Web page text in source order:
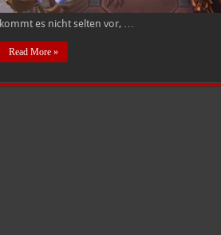
kommt es nicht selten vor, …
Read More »